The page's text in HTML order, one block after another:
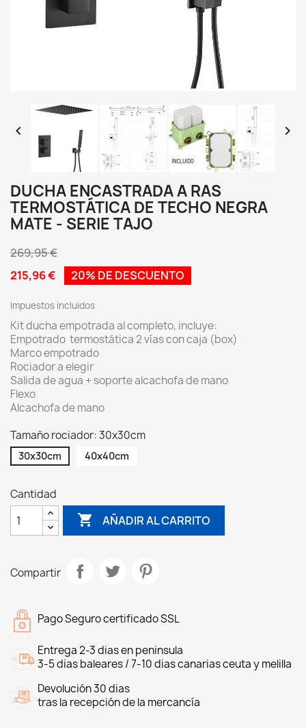
 
DUCHA ENCASTRADA A RAS
TERMOSTÁTICA DE TECHO NEGRA
MATE - SERIE TAJO
269,95 €
215,96 €
20% DE DESCUENTO
Impuestos incluidos
Kit ducha empotrada al completo, incluye:
Empotrado termostática 2 vías con caja (box)
Marco empotrado
Rociador a elegir
Salida de agua + soporte alcachofa de mano
Flexo
Alcachofa de mano
Tamaño rociador: 30x30cm
30x30cm 40x40cm
Cantidad
 AÑADIR AL CARRITO
Compartir
Pago Seguro certificado SSL
Entrega 2-3 dias en peninsula
3-5 dias baleares / 7-10 dias canarias ceuta y melilla
Devolución 30 dias
tras la recepción de la mercancía